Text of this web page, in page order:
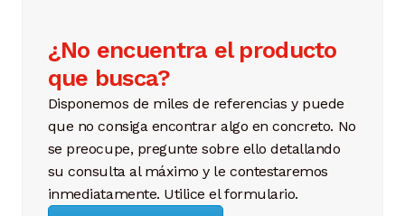
¿No encuentra el producto
que busca?
Disponemos de miles de referencias y puede
que no consiga encontrar algo en concreto. No
se preocupe, pregunte sobre ello detallando
su consulta al máximo y le contestaremos
inmediatamente. Utilice el formulario.